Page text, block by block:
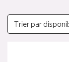
Trier par